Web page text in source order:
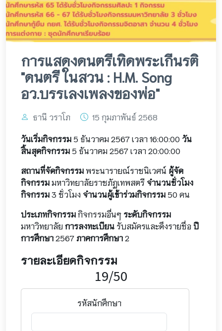
การแสดงดนตรีเทิดพระเกีนรติ
"ดนตรี ในสวน : H.M. Song
อว.บรรเลงเพลงของพ่อ"
ธานี วราโภ 15 กุมภาพันธ์ 2568
วันเริ่มกิจกรรม 5 ธันวาคม 2567 เวลา 16:00:00 วัน
สิ้นสุดกิจกรรม 5 ธันวาคม 2567 เวลา 20:00:00
สถานที่จัดกิจกรรมพระนารายณ์ราชนิเวศน์ ผู้จัด
กิจกรรมมหาวิทยาลัยราชภัฎเทพสตรีจำนวนชั่วโมง
กิจกรรม3 ชั่วโมง จำนวนผู้เข้าร่วมกิจกรรม 50 คน
ประเภทกิจกรรมกิจกรรมอื่นๆ ระดับกิจกรรม
มหาวิทยาลัย การลงทะเบียน รับสมัครและดึงรายชื่อปี
การศึกษา2567ภาคการศึกษา2
รายละเอียดกิจกรรม
19/50
รหัสนักศึกษา